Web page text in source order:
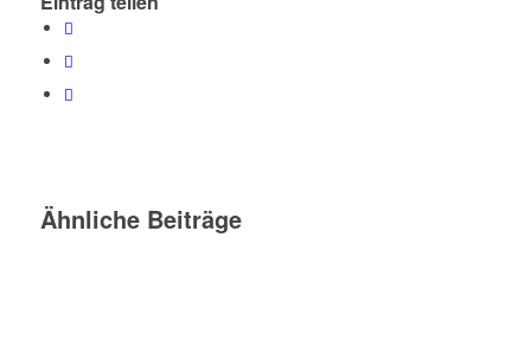
Ähnliche Beiträge